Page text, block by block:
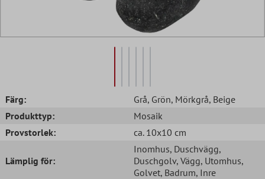
Färg: Grå, Grön, Mörkgrå, Beige
Produkttyp:
Mosaik
Provstorlek:
ca. 10x10 cm
Lämplig för:
Inomhus, Duschvägg,
Duschgolv, Vägg, Utomhus,
Golvet, Badrum, Inre